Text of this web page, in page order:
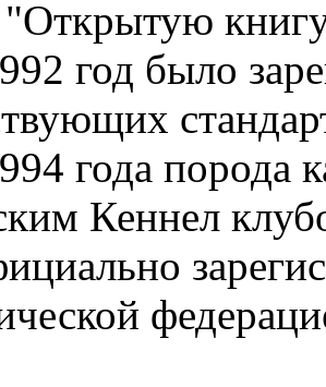
год было
года порода
Кеннел